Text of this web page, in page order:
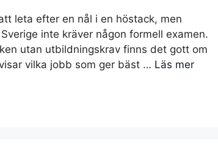
leta efter en nål i en höstack, men
inte kräver någon formell examen.
utan utbildningskrav finns det gott om
vilka jobb som ger bäst … Läs mer